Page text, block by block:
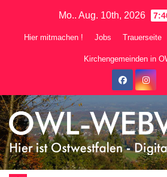
Mo.. Aug. 10th, 2026
Hier mitmachen ! Jobs Trauerseite
Kirchengemeinden in